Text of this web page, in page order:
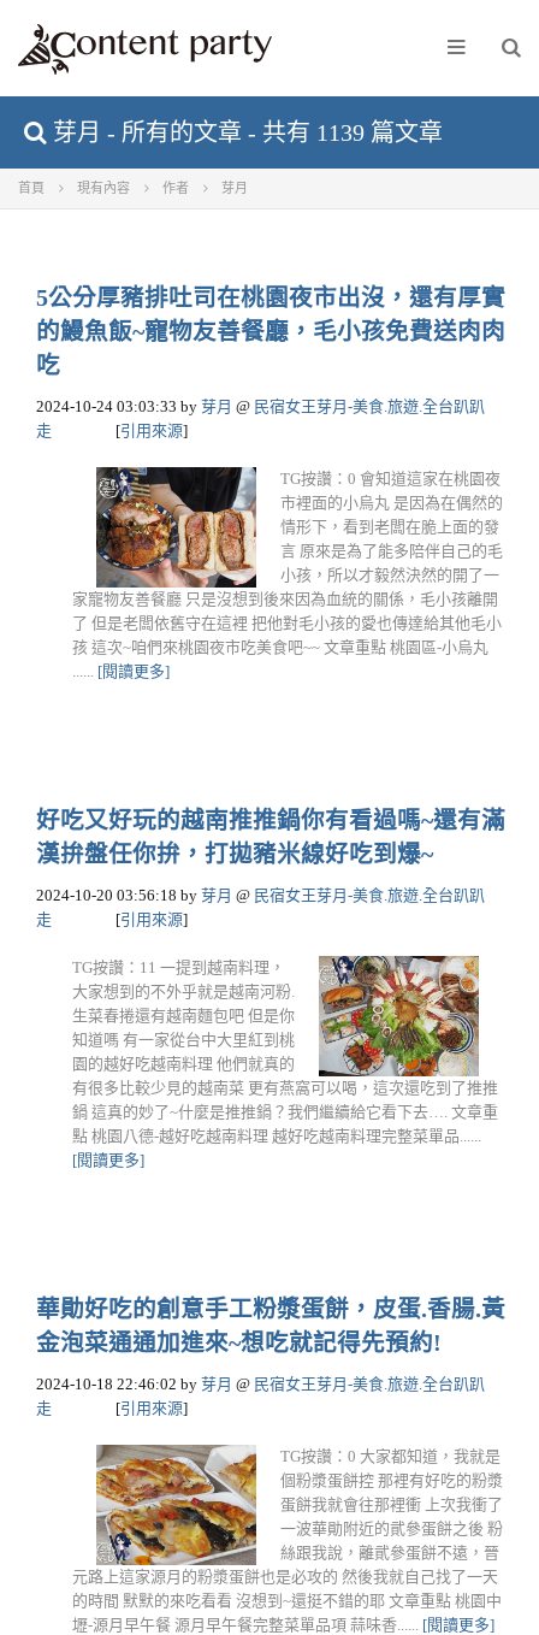
芽月 - 所有的文章 - 共有 1139 篇文章
首頁 現有內容 作者 芽月
5公分厚豬排吐司在桃園夜市出沒，還有厚實
的鰻魚飯~寵物友善餐廳，毛小孩免費送肉肉
吃
2024-10-24 03:03:33 by 芽月 @ 民宿女王芽月-美食.旅遊.全台趴趴
走
[引用來源]
TG按讚：0 會知道這家在桃園夜
市裡面的小烏丸 是因為在偶然的
情形下，看到老闆在脆上面的發
言 原來是為了能多陪伴自己的毛
小孩，所以才毅然決然的開了一
家寵物友善餐廳 只是沒想到後來因為血統的關係，毛小孩離開
了 但是老闆依舊守在這裡 把他對毛小孩的愛也傳達給其他毛小
孩 這次~咱們來桃園夜市吃美食吧~~ 文章重點 桃園區-小烏丸
...... [閱讀更多]
好吃又好玩的越南推推鍋你有看過嗎~還有滿
漢拚盤任你拚，打拋豬米線好吃到爆~
2024-10-20 03:56:18 by 芽月 @ 民宿女王芽月-美食.旅遊.全台趴趴
走
[引用來源]
TG按讚：11 一提到越南料理，
大家想到的不外乎就是越南河粉.
生菜春捲還有越南麵包吧 但是你
知道嗎 有一家從台中大里紅到桃
園的越好吃越南料理 他們就真的
有很多比較少見的越南菜 更有燕窩可以喝，這次還吃到了推推
鍋 這真的妙了~什麼是推推鍋？我們繼續給它看下去…. 文章重
點 桃園八德-越好吃越南料理 越好吃越南料理完整菜單品......
[閱讀更多]
華勛好吃的創意手工粉漿蛋餅，皮蛋.香腸.黃
金泡菜通通加進來~想吃就記得先預約!
2024-10-18 22:46:02 by 芽月 @ 民宿女王芽月-美食.旅遊.全台趴趴
走
[引用來源]
TG按讚：0 大家都知道，我就是
個粉漿蛋餅控 那裡有好吃的粉漿
蛋餅我就會往那裡衝 上次我衝了
一波華勛附近的貮參蛋餅之後 粉
絲跟我說，離貮參蛋餅不遠，晉
元路上這家源月的粉漿蛋餅也是必攻的 然後我就自己找了一天
的時間 默默的來吃看看 沒想到~還挺不錯的耶 文章重點 桃園中
壢-源月早午餐 源月早午餐完整菜單品項 蒜味香...... [閱讀更多]